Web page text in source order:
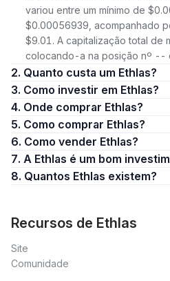
variou entre um mínimo de
$0.00056939, acompanhado
$9.01. A capitalização total de
colocando-a na posição nº --
2. Quanto custa um Ethlas?
3. Como investir em Ethlas?
4. Onde comprar Ethlas?
5. Como comprar Ethlas?
6. Como vender Ethlas?
7. A Ethlas é um bom
8. Quantos Ethlas existem?
Recursos de Ethlas
Site
Comunidade